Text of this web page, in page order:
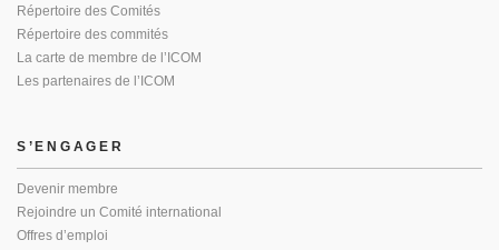
Répertoire des Comités
Répertoire des commités
La carte de membre de l’ICOM
Les partenaires de l’ICOM
S’ENGAGER
Devenir membre
Rejoindre un Comité international
Offres d’emploi